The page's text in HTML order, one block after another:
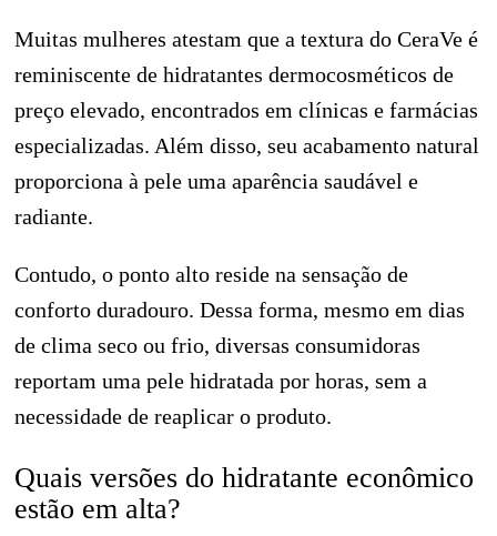
Muitas mulheres atestam que a textura do CeraVe é
reminiscente de hidratantes dermocosméticos de
preço elevado, encontrados em clínicas e farmácias
especializadas. Além disso, seu acabamento natural
proporciona à pele uma aparência saudável e
radiante.
Contudo, o ponto alto reside na sensação de
conforto duradouro. Dessa forma, mesmo em dias
de clima seco ou frio, diversas consumidoras
reportam uma pele hidratada por horas, sem a
necessidade de reaplicar o produto.
Quais versões do hidratante econômico
estão em alta?